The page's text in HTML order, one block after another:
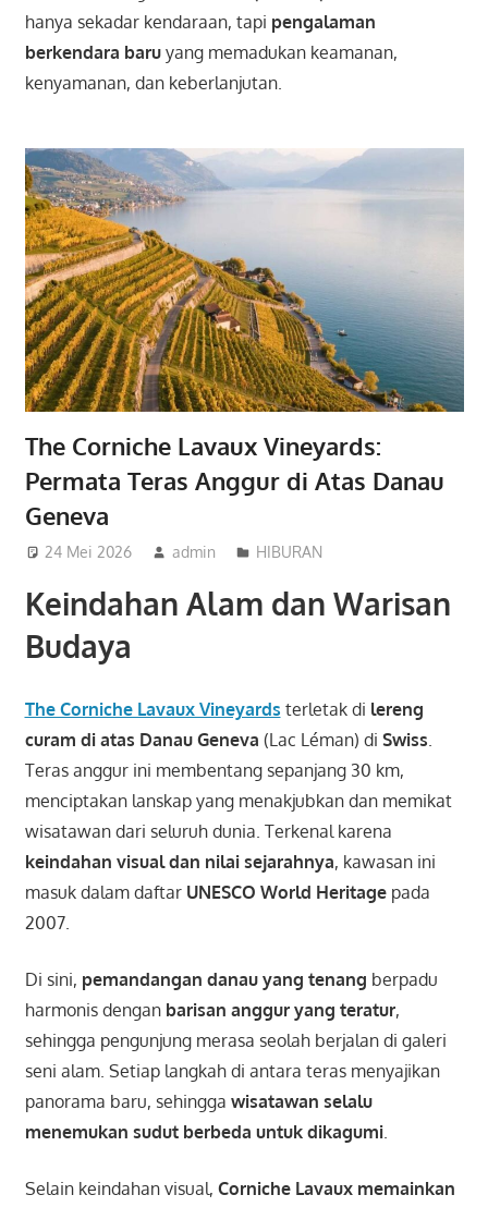
hanya sekadar kendaraan, tapi pengalaman
berkendara baruyang memadukan keamanan,
kenyamanan, dan keberlanjutan.
The Corniche Lavaux Vineyards:
Permata Teras Anggur di Atas Danau
Geneva
24 Mei 2026 admin HIBURAN
Keindahan Alam dan Warisan
Budaya
The Corniche Lavaux Vineyards terletak di lereng
curam di atas Danau Geneva (Lac Léman) di Swiss.
Teras anggur ini membentang sepanjang 30 km,
menciptakan lanskap yang menakjubkan dan memikat
wisatawan dari seluruh dunia. Terkenal karena
keindahan visual dan nilai sejarahnya, kawasan ini
masuk dalam daftar UNESCO World Heritagepada
2007.
Di sini, pemandangan danau yang tenang berpadu
harmonis dengan barisan anggur yang teratur,
sehingga pengunjung merasa seolah berjalan di galeri
seni alam. Setiap langkah di antara teras menyajikan
panorama baru, sehingga wisatawan selalu
menemukan sudut berbeda untuk dikagumi.
Selain keindahan visual, Corniche Lavaux memainkan